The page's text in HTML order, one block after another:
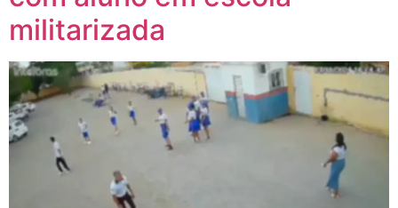
militarizada